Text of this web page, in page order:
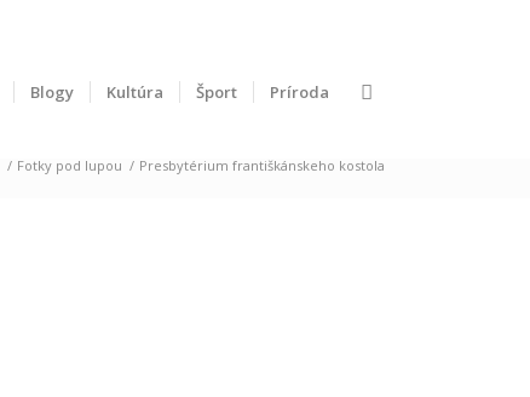
Blogy Kultúra Šport Príroda
/ Fotky pod lupou / Presbytérium františkánskeho kostola